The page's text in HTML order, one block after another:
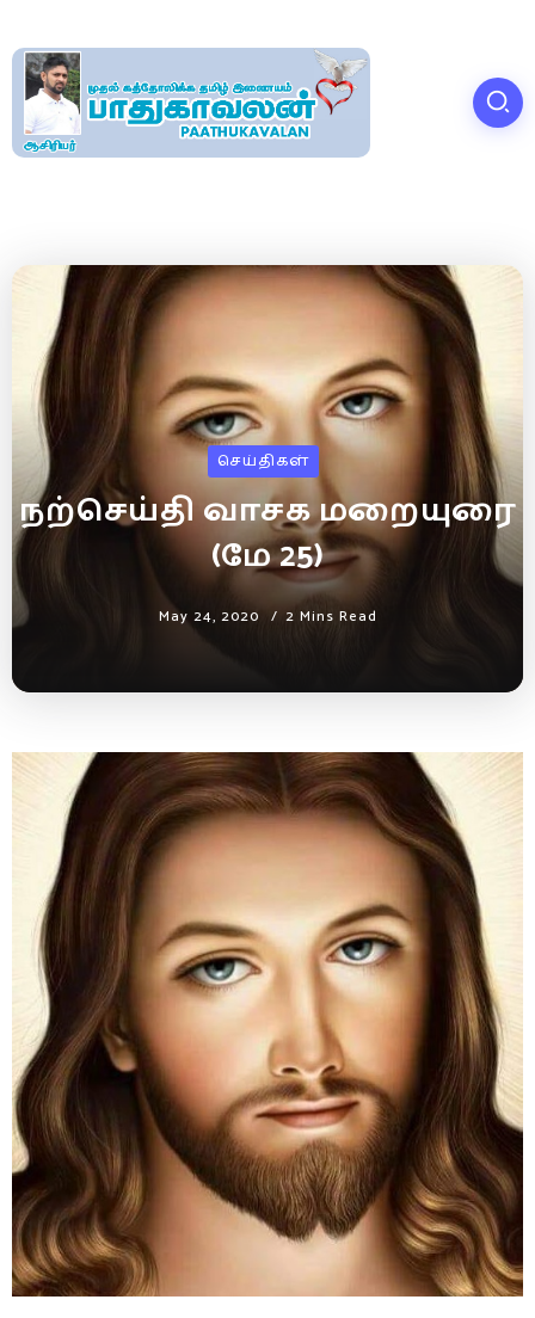
செய்திகள்
நற்செய்தி வாசக மறையுரை
(மே 25)
May 24, 2020 2 Mins Read